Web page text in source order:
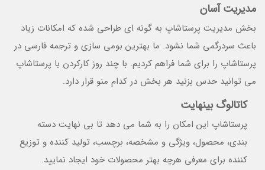
مدیریت آسان
بخش مدیریت پرستاشاپ به گونه ای طراحی شده که امکانات زیاد
باعث سردرگمی شما نشود. ما بهترین بومی سازی و ترجمه فارسی در
پرستاشاپ را برای شما فراهم کردیم. با چند روز کارکردن با پرستاشاپ
می توانید حدس بزنید هر بخش در کدام منو قرار دارد.
کاتالوگ بینهایت
پرستاشاپ این امکان را به شما می دهد تا بی نهایت دسته
بندی، محصول، ویژگی و مشخصه، برچسب، تولید کننده و توزیع
کننده برای معرفی هرچه بهتر محصولات خود ایجاد نمایید.